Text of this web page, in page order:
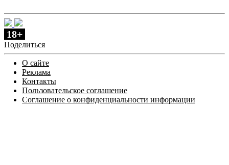
18+
Поделиться
О сайте
Реклама
Контакты
Пользовательское соглашение
Соглашение о конфиденциальности информации